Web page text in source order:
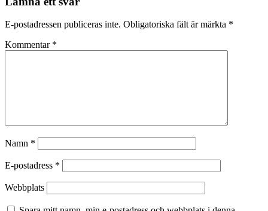
E-postadressen publiceras inte. Obligatoriska fält är märkta *
Kommentar *
Namn *
E-postadress *
Webbplats